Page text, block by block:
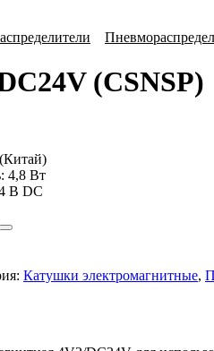
(CSNSP)
4,8 Вт
В DС
Катушки электромагнитные,